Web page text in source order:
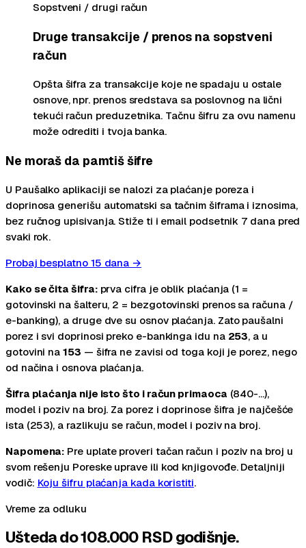
Sopstveni / drugi račun
Druge transakcije / prenos na sopstveni
račun
Opšta šifra za transakcije koje ne spadaju u ostale
osnove, npr. prenos sredstava sa poslovnog na lični
tekući račun preduzetnika. Tačnu šifru za ovu namenu
može odrediti i tvoja banka.
Ne moraš da pamtiš šifre
U Paušalko aplikaciji se nalozi za plaćanje poreza i
doprinosa generišu automatski sa tačnim šiframa i iznosima,
bez ručnog upisivanja. Stiže ti i email podsetnik 7 dana pred
svaki rok.
Probaj besplatno 15 dana →
Kako se čita šifra:prva cifra je oblik plaćanja (1 =
gotovinski na šalteru, 2 = bezgotovinski prenos sa računa /
e-banking), a druge dve su osnov plaćanja. Zato paušalni
porez i svi doprinosi preko e-bankinga idu na 253, a u
gotovini na153 — šifra ne zavisi od toga koji je porez, nego
od načina i osnova plaćanja.
Šifra plaćanja nije isto što i račun primaoca (840-…),
model i poziv na broj. Za porez i doprinose šifra je najčešće
ista (253), a razlikuju se račun, model i poziv na broj.
Napomena: Pre uplate proveri tačan račun i poziv na broj u
svom rešenju Poreske uprave ili kod knjigovođe. Detaljniji
vodič: Koju šifru plaćanja kada koristiti.
Vreme za odluku
Ušteda do108.000 RSDgodišnje.